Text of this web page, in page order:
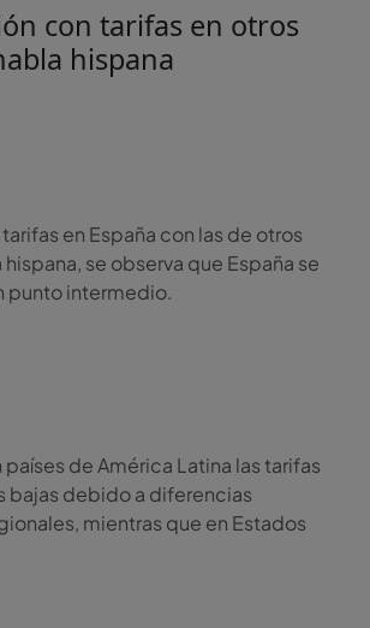
con tarifas en otros
hispana
en España con las de otros
se observa que España se
punto intermedio.
de América Latina las tarifas
bajas debido a diferencias
mientras que en Estados